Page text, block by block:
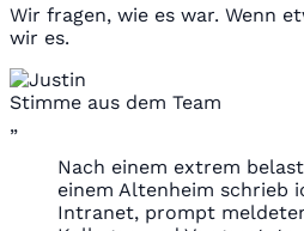
Wir fragen, wie es war. Wenn
wir es.
Stimme aus dem Team
„
Nach einem extrem
einem Altenheim schrieb
Intranet, prompt